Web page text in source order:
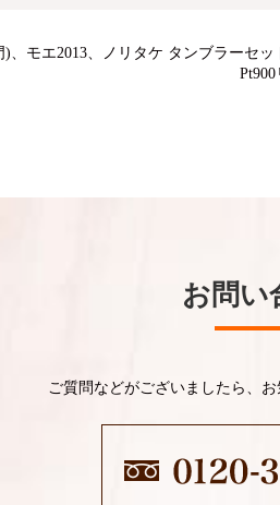
モエ2013、ノリタケ タンブラーセッ
お問い
ご質問などがございましたら、